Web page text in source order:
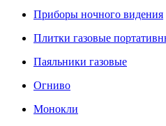
Приборы ночного видения
Плитки газовые
Паяльники газовые
Огниво
Монокли